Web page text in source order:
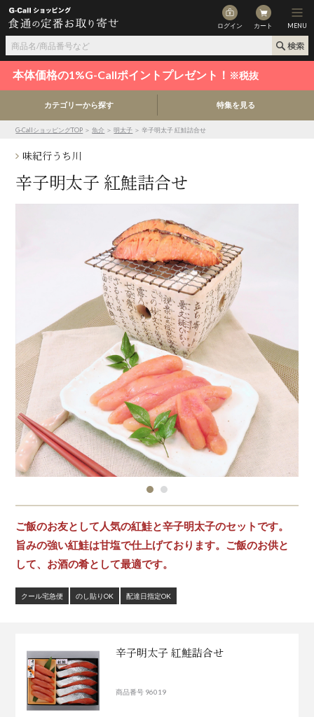
ログイン カート MENU
本体価格の1%G-Callポイントプレゼント！ ※税抜
カテゴリーから探す 特集を見る
G-CallショッピングTOP ＞魚介 ＞明太子 ＞ 辛子明太子 紅鮭詰合せ
味紀行うち川
辛子明太子 紅鮭詰合せ
ご飯のお友として人気の紅鮭と辛子明太子のセットです。
旨みの強い紅鮭は甘塩で仕上げております。ご飯のお供と
して、お酒の肴として最適です。
クール宅急便 のし貼りOK 配達日指定OK
辛子明太子 紅鮭詰合せ
商品番号 96019